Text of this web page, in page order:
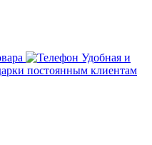
Удобная и
постоянным клиентам